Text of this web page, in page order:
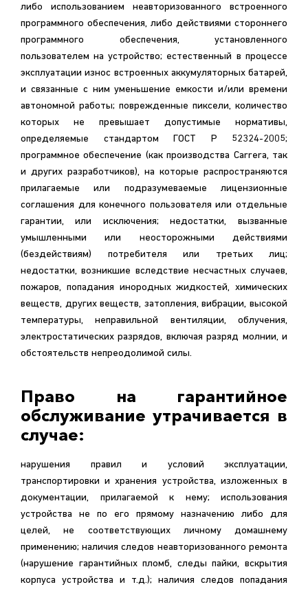
либо использованием неавторизованного встроенного
программного обеспечения, либо действиями стороннего
программного обеспечения, установленного
пользователем на устройство; естественный в процессе
эксплуатации износ встроенных аккумуляторных батарей,
и связанные с ним уменьшение емкости и/или времени
автономной работы; поврежденные пиксели, количество
которых не превышает допустимые нормативы,
определяемые стандартом ГОСТ Р 52324-2005;
программное обеспечение (как производства Carrera, так
и других разработчиков), на которые распространяются
прилагаемые или подразумеваемые лицензионные
соглашения для конечного пользователя или отдельные
гарантии, или исключения; недостатки, вызванные
умышленными или неосторожными действиями
(бездействиям) потребителя или третьих лиц;
недостатки, возникшие вследствие несчастных случаев,
пожаров, попадания инородных жидкостей, химических
веществ, других веществ, затопления, вибрации, высокой
температуры, неправильной вентиляции, облучения,
электростатических разрядов, включая разряд молнии, и
обстоятельств непреодолимой силы.
Право на гарантийное
обслуживание утрачивается в
случае:
нарушения правил и условий эксплуатации,
транспортировки и хранения устройства, изложенных в
документации, прилагаемой к нему; использования
устройства не по его прямому назначению либо для
целей, не соответствующих личному домашнему
применению; наличия следов неавторизованного ремонта
(нарушение гарантийных пломб, следы пайки, вскрытия
корпуса устройства и т.д.); наличия следов попадания